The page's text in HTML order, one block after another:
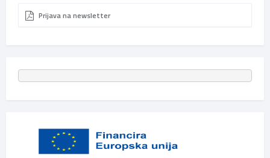
Prijava na newsletter